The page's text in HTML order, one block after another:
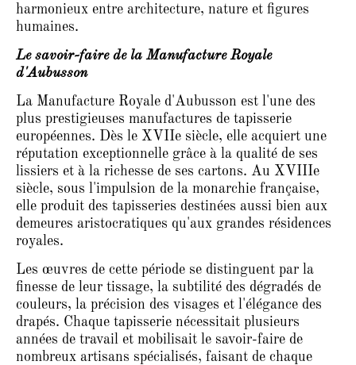
harmonieux entre architecture, nature et figures
humaines.
Le savoir-faire de la Manufacture Royale
d'Aubusson
La Manufacture Royale d'Aubusson est l'une des
plus prestigieuses manufactures de tapisserie
européennes. Dès le XVIIe siècle, elle acquiert une
réputation exceptionnelle grâce à la qualité de ses
lissiers et à la richesse de ses cartons. Au XVIIIe
siècle, sous l'impulsion de la monarchie française,
elle produit des tapisseries destinées aussi bien aux
demeures aristocratiques qu'aux grandes résidences
royales.
Les œuvres de cette période se distinguent par la
finesse de leur tissage, la subtilité des dégradés de
couleurs, la précision des visages et l'élégance des
drapés. Chaque tapisserie nécessitait plusieurs
années de travail et mobilisait le savoir-faire de
nombreux artisans spécialisés, faisant de chaque